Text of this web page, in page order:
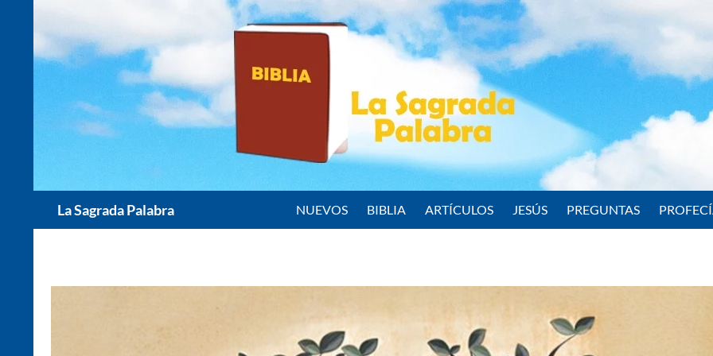
contenido
La Sagrada Palabra NUEVOS BIBLIA ARTÍCULOS JESÚS PREGUNTAS